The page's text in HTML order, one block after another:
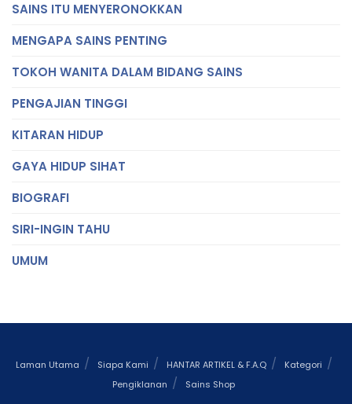
SAINS ITU MENYERONOKKAN
MENGAPA SAINS PENTING
TOKOH WANITA DALAM BIDANG SAINS
PENGAJIAN TINGGI
KITARAN HIDUP
GAYA HIDUP SIHAT
BIOGRAFI
SIRI-INGIN TAHU
UMUM
Laman Utama Siapa Kami HANTAR ARTIKEL & F.A.Q
Kategori
Pengiklanan
Sains Shop